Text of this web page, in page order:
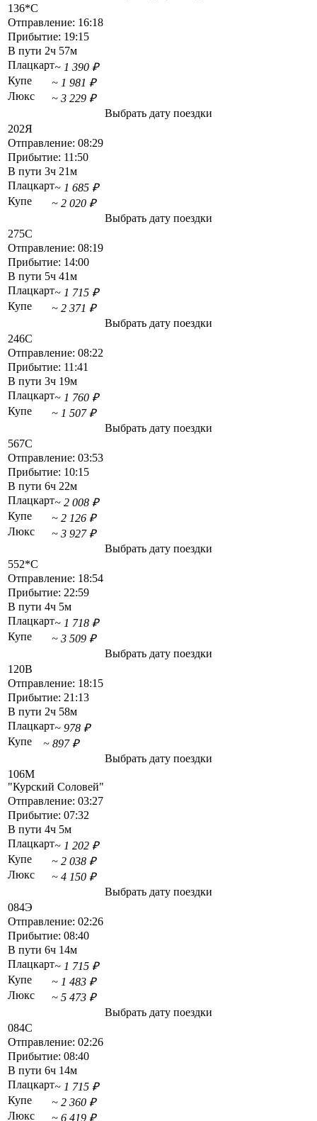
136*С
Отправление: 16:18
Прибытие: 19:15
В пути 2ч 57м
Плацкарт~ 1 390 ₽
Купе
~ 1 981 ₽
Люкс
~ 3 229 ₽
Выбрать дату поездки
202Я
Отправление: 08:29
Прибытие: 11:50
В пути 3ч 21м
Плацкарт~ 1 685 ₽
Купе
~ 2 020 ₽
Выбрать дату поездки
275С
Отправление: 08:19
Прибытие: 14:00
В пути 5ч 41м
Плацкарт~ 1 715 ₽
Купе
~ 2 371 ₽
Выбрать дату поездки
246С
Отправление: 08:22
Прибытие: 11:41
В пути 3ч 19м
Плацкарт~ 1 760 ₽
Купе
~ 1 507 ₽
Выбрать дату поездки
567С
Отправление: 03:53
Прибытие: 10:15
В пути 6ч 22м
Плацкарт~ 2 008 ₽
Купе
~ 2 126 ₽
Люкс
~ 3 927 ₽
Выбрать дату поездки
552*С
Отправление: 18:54
Прибытие: 22:59
В пути 4ч 5м
Плацкарт~ 1 718 ₽
Купе
~ 3 509 ₽
Выбрать дату поездки
120В
Отправление: 18:15
Прибытие: 21:13
В пути 2ч 58м
Плацкарт~ 978 ₽
Купе
~ 897 ₽
Выбрать дату поездки
106М
"Курский Соловей"
Отправление: 03:27
Прибытие: 07:32
В пути 4ч 5м
Плацкарт~ 1 202 ₽
Купе
~ 2 038 ₽
Люкс
~ 4 150 ₽
Выбрать дату поездки
084Э
Отправление: 02:26
Прибытие: 08:40
В пути 6ч 14м
Плацкарт~ 1 715 ₽
Купе
~ 1 483 ₽
Люкс
~ 5 473 ₽
Выбрать дату поездки
084С
Отправление: 02:26
Прибытие: 08:40
В пути 6ч 14м
Плацкарт~ 1 715 ₽
Купе
~ 2 360 ₽
Люкс
~ 6 419 ₽